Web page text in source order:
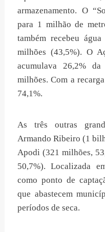
armazenamento. O
para 1 milhão de
também recebeu
milhões (43,5%). O
acumulava 26,2%
milhões. Com a
74,1%.
As três outras
Armando Ribeiro (1
Apodi (321 milhões,
50,7%). Localizada
como ponto de
que abastecem
períodos de seca.